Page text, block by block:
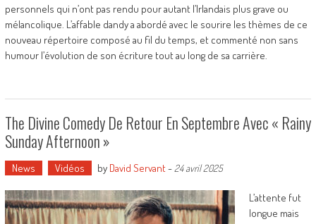
personnels qui n’ont pas rendu pour autant l’Irlandais plus grave ou
mélancolique. L’affable dandy a abordé avec le sourire les thèmes de ce
nouveau répertoire composé au fil du temps, et commenté non sans
humour l’évolution de son écriture tout au long de sa carrière.
The Divine Comedy De Retour En Septembre Avec « Rainy
Sunday Afternoon »
News Vidéos by David Servant- 24 avril 2025
L’attente fut
longue mais